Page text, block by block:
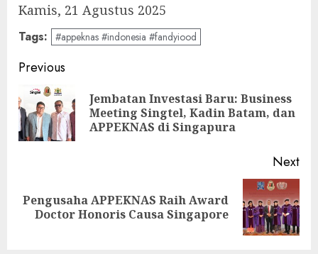
Kamis, 21 Agustus 2025
Tags: #appeknas #indonesia #fandyiood
Post
navigation
Previous
Jembatan Investasi Baru: Business
Meeting Singtel, Kadin Batam, dan
APPEKNAS di Singapura
Next
Next
post:
Pengusaha APPEKNAS Raih Award
Doctor Honoris Causa Singapore